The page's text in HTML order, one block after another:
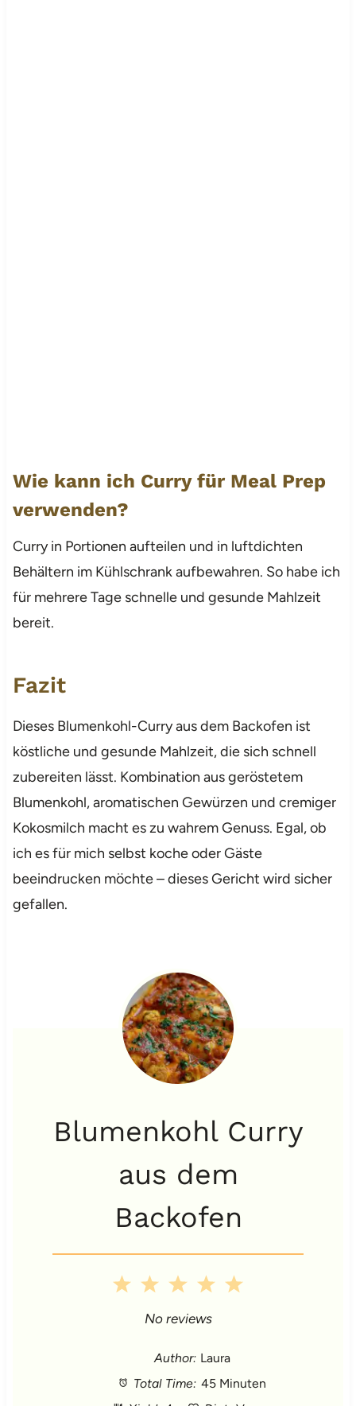
Wie kann ich Curry für Meal Prep
verwenden?
Curry in Portionen aufteilen und in luftdichten
Behältern im Kühlschrank aufbewahren. So habe ich
für mehrere Tage schnelle und gesunde Mahlzeit
bereit.
Fazit
Dieses Blumenkohl-Curry aus dem Backofen ist
köstliche und gesunde Mahlzeit, die sich schnell
zubereiten lässt. Kombination aus geröstetem
Blumenkohl, aromatischen Gewürzen und cremiger
Kokosmilch macht es zu wahrem Genuss. Egal, ob
ich es für mich selbst koche oder Gäste
beeindrucken möchte – dieses Gericht wird sicher
gefallen.
Blumenkohl Curry
aus dem
Backofen
5
a
4
t
a
3
S
t
a
2
S
t
a
1
a
No reviews
Author: Laura
Total Time: 45 Minuten